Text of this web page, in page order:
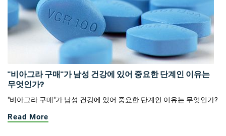
"비아그라 구매"가 남성 건강에 있어 중요한 단계인 이유는
무엇인가?
"비아그라 구매"가 남성 건강에 있어 중요한 단계인 이유는 무엇인가?
Read More